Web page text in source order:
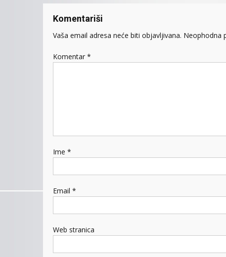
Komentariši
Vaša email adresa neće biti objavljivana. Neophodna
Komentar *
Ime *
Email *
Web stranica